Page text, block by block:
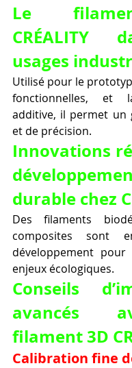
Le
CRÉALITY
usages
Utilisé pour le
fonctionnelles, et
additive, il permet un
et de précision.
Innovations
durable chez
Des filaments
composites sont
développement
enjeux écologiques.
Conseils
avancés
filament 3D
Calibration fine